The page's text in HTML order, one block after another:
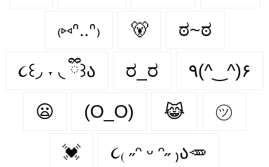
₍⑅ᐢ..ᐢ₎ 🐻 ಠ~ಠ
૮꒰◞ ˕ ◟ ྀི꒱ა ರ_ರ ٩(^‿^)۶
😦 (O_O) 😹 ㋡
💓 ૮₍ ˶ᵔ ᵕ ᵔ˶ ₎ა🥕